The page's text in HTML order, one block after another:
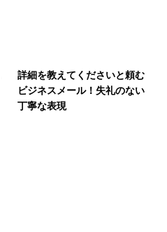
詳細を教えてくださいと頼む
ビジネスメール！失礼のない
丁寧な表現